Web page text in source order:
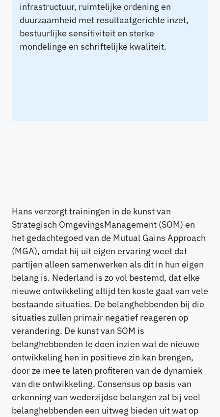
infrastructuur, ruimtelijke ordening en
duurzaamheid met resultaatgerichte inzet,
bestuurlijke sensitiviteit en sterke
mondelinge en schriftelijke kwaliteit.
Hans verzorgt trainingen in de kunst van
Strategisch OmgevingsManagement (SOM) en
het gedachtegoed van de Mutual Gains Approach
(MGA), omdat hij uit eigen ervaring weet dat
partijen alleen samenwerken als dit in hun eigen
belang is. Nederland is zo vol bestemd, dat elke
nieuwe ontwikkeling altijd ten koste gaat van vele
bestaande situaties. De belanghebbenden bij die
situaties zullen primair negatief reageren op
verandering. De kunst van SOM is
belanghebbenden te doen inzien wat de nieuwe
ontwikkeling hen in positieve zin kan brengen,
door ze mee te laten profiteren van de dynamiek
van die ontwikkeling. Consensus op basis van
erkenning van wederzijdse belangen zal bij veel
belanghebbenden een uitweg bieden uit wat op